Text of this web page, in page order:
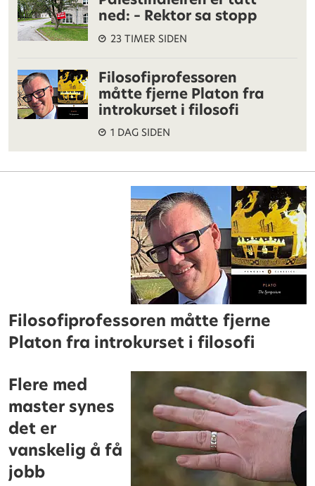
ned: – Rektor sa stopp
23 TIMER SIDEN
Filosofiprofessoren
måtte fjerne Platon fra
introkurset i filosofi
1 DAG SIDEN
Filosofiprofessoren måtte fjerne
Platon fra introkurset i filosofi
Flere med
master synes
det er
vanskelig å få
jobb